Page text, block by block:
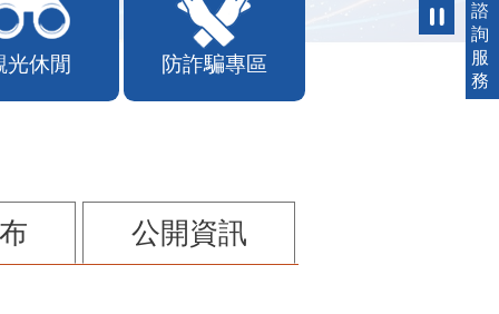
光休閒 防詐騙專區
公開資訊
諮
詢
服
務